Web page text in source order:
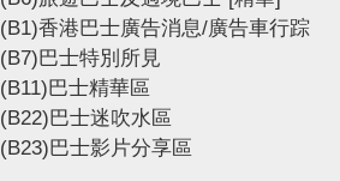
(B1)香港巴士廣告消息/廣告車行踪
(B7)巴士特別所見
(B11)巴士精華區
(B22)巴士迷吹水區
(B23)巴士影片分享區